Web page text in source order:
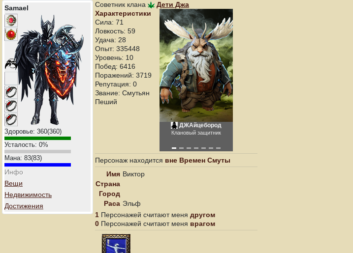
Samael
Здоровье: 360(360)
Усталость: 0%
Мана: 83(83)
Инфо
Вещи
Недвижимость
Достижения
Советник клана
Дети Джа
Характеристики
Сила: 71
Ловкость: 59
Удача: 28
Опыт: 335448
Уровень: 10
Побед: 6416
Поражений: 3719
Репутация: 0
Звание: Смутьян
Пеший
ДЖАйцебород
Клановый защитник
Персонаж находится вне Времен Смуты
Имя Виктор
Страна
Город
Раса Эльф
1 Персонажей считают меня другом
0 Персонажей считают меня врагом